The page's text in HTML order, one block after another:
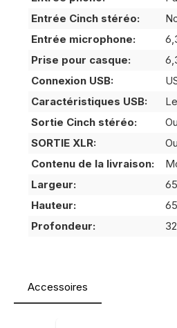
Entrée Cinch stéréo:
Entrée microphone:
Prise pour casque:
Connexion USB:
Caractéristiques USB:
Sortie Cinch stéréo:
SORTIE XLR:
Contenu de la livraison:
Largeur:
Hauteur:
Profondeur:
Accessoires